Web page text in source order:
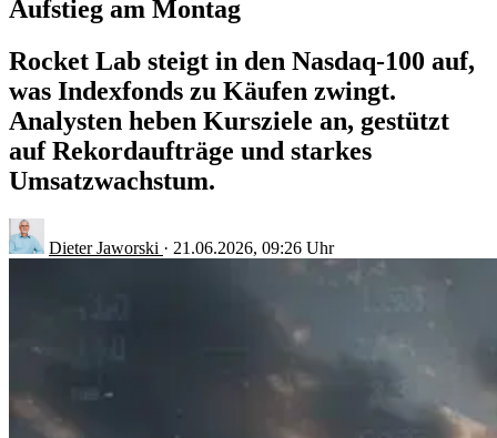
Aufstieg am Montag
Rocket Lab steigt in den Nasdaq-100 auf,
was Indexfonds zu Käufen zwingt.
Analysten heben Kursziele an, gestützt
auf Rekordaufträge und starkes
Umsatzwachstum.
Dieter Jaworski · 21.06.2026, 09:26 Uhr